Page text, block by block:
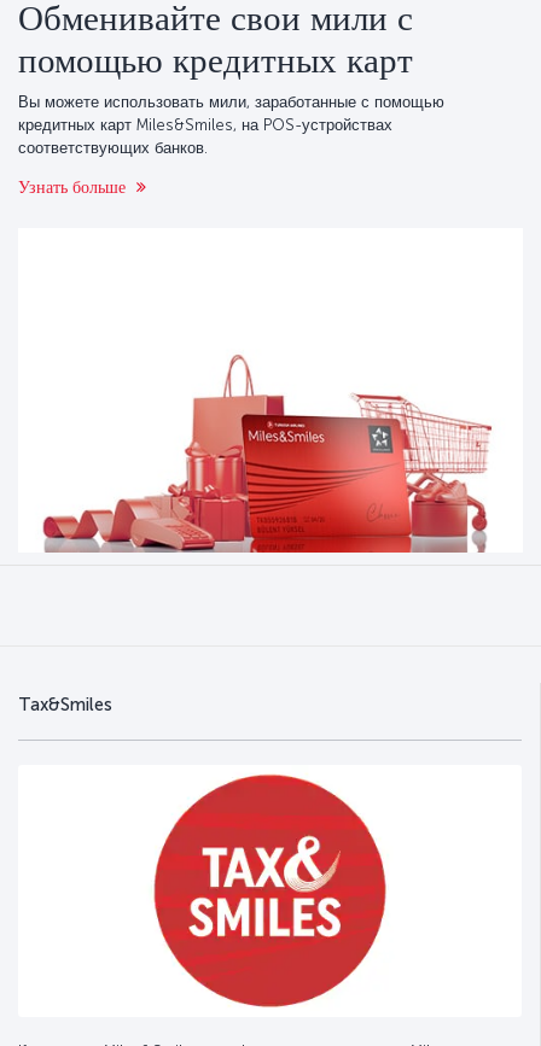
Обменивайте свои мили с
помощью кредитных карт
Вы можете использовать мили, заработанные с помощью
кредитных карт Miles&Smiles, на POS-устройствах
соответствующих банков.
Узнать больше
Tax&Smiles